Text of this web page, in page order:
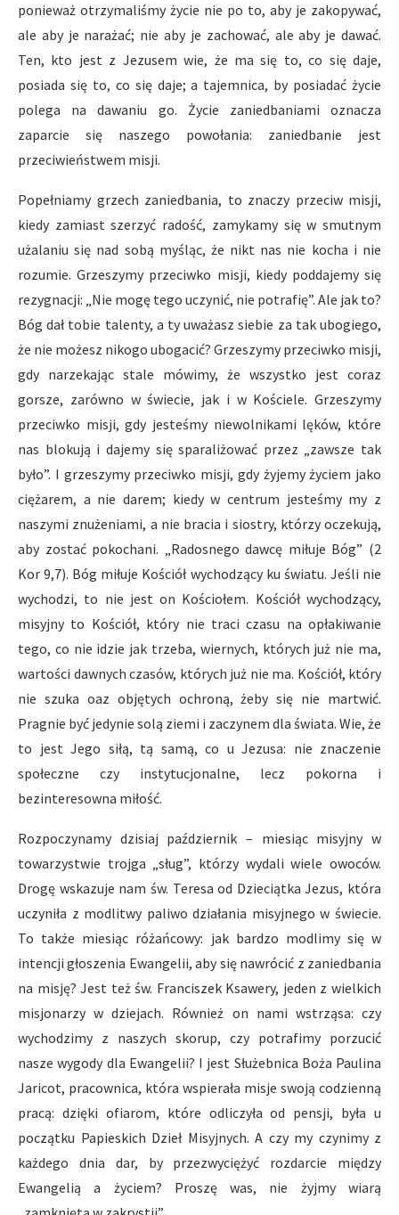
ponieważ otrzymaliśmy życie nie po to, aby je zakopywać,
ale aby je narażać; nie aby je zachować, ale aby je dawać.
Ten, kto jest z Jezusem wie, że ma się to, co się daje,
posiada się to, co się daje; a tajemnica, by posiadać życie
polega na dawaniu go. Życie zaniedbaniami oznacza
zaparcie się naszego powołania: zaniedbanie jest
przeciwieństwem misji.
Popełniamy grzech zaniedbania, to znaczy przeciw misji,
kiedy zamiast szerzyć radość, zamykamy się w smutnym
użalaniu się nad sobą myśląc, że nikt nas nie kocha i nie
rozumie. Grzeszymy przeciwko misji, kiedy poddajemy się
rezygnacji: „Nie mogę tego uczynić, nie potrafię”. Ale jak to?
Bóg dał tobie talenty, a ty uważasz siebie za tak ubogiego,
że nie możesz nikogo ubogacić? Grzeszymy przeciwko misji,
gdy narzekając stale mówimy, że wszystko jest coraz
gorsze, zarówno w świecie, jak i w Kościele. Grzeszymy
przeciwko misji, gdy jesteśmy niewolnikami lęków, które
nas blokują i dajemy się sparaliżować przez „zawsze tak
było”. I grzeszymy przeciwko misji, gdy żyjemy życiem jako
ciężarem, a nie darem; kiedy w centrum jesteśmy my z
naszymi znużeniami, a nie bracia i siostry, którzy oczekują,
aby zostać pokochani. „Radosnego dawcę miłuje Bóg” (2
Kor 9,7). Bóg miłuje Kościół wychodzący ku światu. Jeśli nie
wychodzi, to nie jest on Kościołem. Kościół wychodzący,
misyjny to Kościół, który nie traci czasu na opłakiwanie
tego, co nie idzie jak trzeba, wiernych, których już nie ma,
wartości dawnych czasów, których już nie ma. Kościół, który
nie szuka oaz objętych ochroną, żeby się nie martwić.
Pragnie być jedynie solą ziemi i zaczynem dla świata. Wie, że
to jest Jego siłą, tą samą, co u Jezusa: nie znaczenie
społeczne czy instytucjonalne, lecz pokorna i
bezinteresowna miłość.
Rozpoczynamy dzisiaj październik – miesiąc misyjny w
towarzystwie trojga „sług”, którzy wydali wiele owoców.
Drogę wskazuje nam św. Teresa od Dzieciątka Jezus, która
uczyniła z modlitwy paliwo działania misyjnego w świecie.
To także miesiąc różańcowy: jak bardzo modlimy się w
intencji głoszenia Ewangelii, aby się nawrócić z zaniedbania
na misję? Jest też św. Franciszek Ksawery, jeden z wielkich
misjonarzy w dziejach. Również on nami wstrząsa: czy
wychodzimy z naszych skorup, czy potrafimy porzucić
nasze wygody dla Ewangelii? I jest Służebnica Boża Paulina
Jaricot, pracownica, która wspierała misje swoją codzienną
pracą: dzięki ofiarom, które odliczyła od pensji, była u
początku Papieskich Dzieł Misyjnych. A czy my czynimy z
każdego dnia dar, by przezwyciężyć rozdarcie między
Ewangelią a życiem? Proszę was, nie żyjmy wiarą